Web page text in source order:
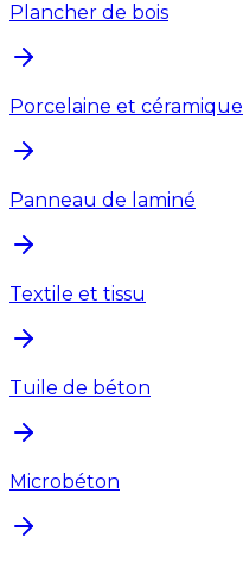
Plancher de bois
Porcelaine et céramique
Panneau de laminé
Textile et tissu
Tuile de béton
Microbéton